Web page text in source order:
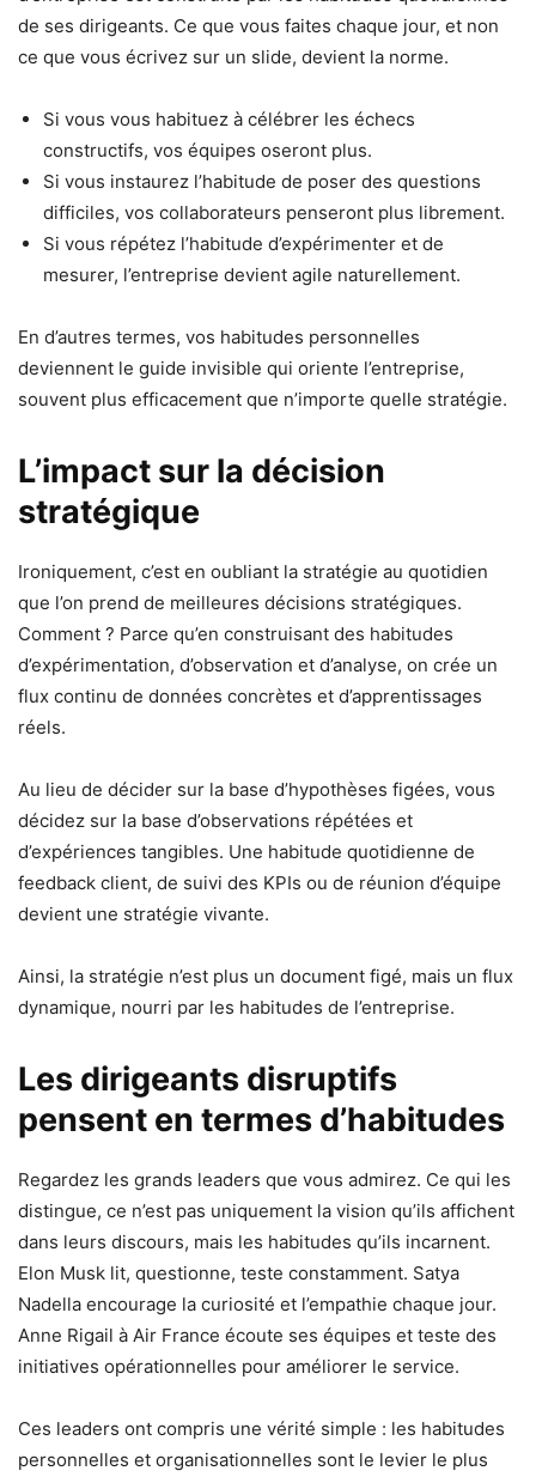
de ses dirigeants. Ce que vous faites chaque jour, et non
ce que vous écrivez sur un slide, devient la norme.
Si vous vous habituez à célébrer les échecs
constructifs, vos équipes oseront plus.
Si vous instaurez l’habitude de poser des questions
difficiles, vos collaborateurs penseront plus librement.
Si vous répétez l’habitude d’expérimenter et de
mesurer, l’entreprise devient agile naturellement.
En d’autres termes, vos habitudes personnelles
deviennent le guide invisible qui oriente l’entreprise,
souvent plus efficacement que n’importe quelle stratégie.
L’impact sur la décision
stratégique
Ironiquement, c’est en oubliant la stratégie au quotidien
que l’on prend de meilleures décisions stratégiques.
Comment ? Parce qu’en construisant des habitudes
d’expérimentation, d’observation et d’analyse, on crée un
flux continu de données concrètes et d’apprentissages
réels.
Au lieu de décider sur la base d’hypothèses figées, vous
décidez sur la base d’observations répétées et
d’expériences tangibles. Une habitude quotidienne de
feedback client, de suivi des KPIs ou de réunion d’équipe
devient une stratégie vivante.
Ainsi, la stratégie n’est plus un document figé, mais un flux
dynamique, nourri par les habitudes de l’entreprise.
Les dirigeants disruptifs
pensent en termes d’habitudes
Regardez les grands leaders que vous admirez. Ce qui les
distingue, ce n’est pas uniquement la vision qu’ils affichent
dans leurs discours, mais les habitudes qu’ils incarnent.
Elon Musk lit, questionne, teste constamment. Satya
Nadella encourage la curiosité et l’empathie chaque jour.
Anne Rigail à Air France écoute ses équipes et teste des
initiatives opérationnelles pour améliorer le service.
Ces leaders ont compris une vérité simple : les habitudes
personnelles et organisationnelles sont le levier le plus